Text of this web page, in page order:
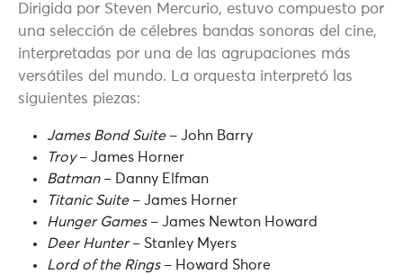
Dirigida por Steven Mercurio, estuvo compuesto por
una selección de célebres bandas sonoras del cine,
interpretadas por una de las agrupaciones más
versátiles del mundo. La orquesta interpretó las
siguientes piezas:
James Bond Suite– John Barry
Troy– James Horner
Batman– Danny Elfman
Titanic Suite– James Horner
Hunger Games– James Newton Howard
Deer Hunter– Stanley Myers
Lord of the Rings– Howard Shore